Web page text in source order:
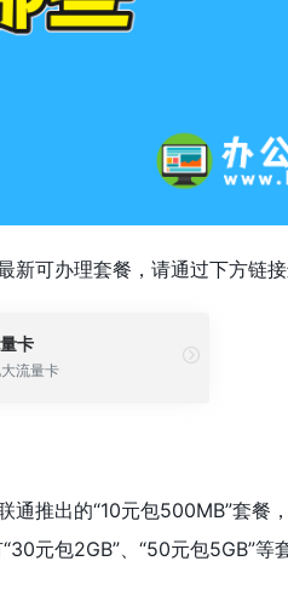
可办理套餐，请通过下方链接
卡
流量卡
推出的“10元包500MB”套餐
元包2GB”、“50元包5GB”等